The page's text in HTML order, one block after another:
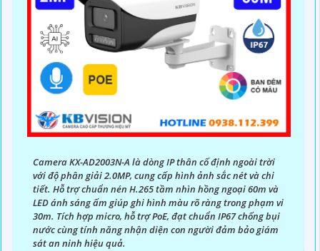
Camera KX-AD2003N-A là dòng IP thân cố định ngoài trời
với độ phân giải 2.0MP, cung cấp hình ảnh sắc nét và chi
tiết. Hỗ trợ chuẩn nén H.265 tầm nhìn hồng ngoại 60m và
LED ánh sáng ấm giúp ghi hình màu rõ ràng trong phạm vi
30m. Tích hợp micro, hỗ trợ PoE, đạt chuẩn IP67 chống bụi
nước cùng tính năng nhận diện con người đảm bảo giám
sát an ninh hiệu quả.